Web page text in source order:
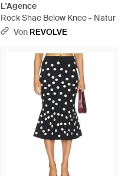
L'Agence
Rock Shae Below Knee - Natur
Von REVOLVE